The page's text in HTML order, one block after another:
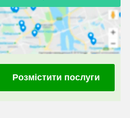
Розмістити послуги